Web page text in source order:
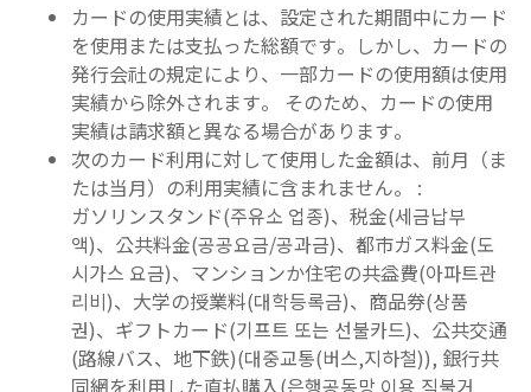
カードの使用実績とは、 設定された期間中にカード
を使用または支払った総額です。しかし、カードの
発行会社の規定により、一部カードの使用額は使用
実績から除外されます。 そのため、カードの使用
実績は請求額と異なる場合があります。
次のカード利用に対して使用した金額は、前月（ま
たは当月）の利用実績に含まれません。 :
ガソリンスタンド(주유소 업종)、税金(세금납부
액)、公共料金(공공요금/공과금)、都市ガス料金(도
시가스 요금)、マンションか住宅の共益費(아파트관
리비)、大学の授業料(대학등록금)、商品券(상품
권)、ギフトカード(기프트 또는 선불카드)、公共交通
(路線バス、地下鉄)(대중교통(버스,지하철)), 銀行共
同網を利用した直払購入(은행공동망 이용 직불거